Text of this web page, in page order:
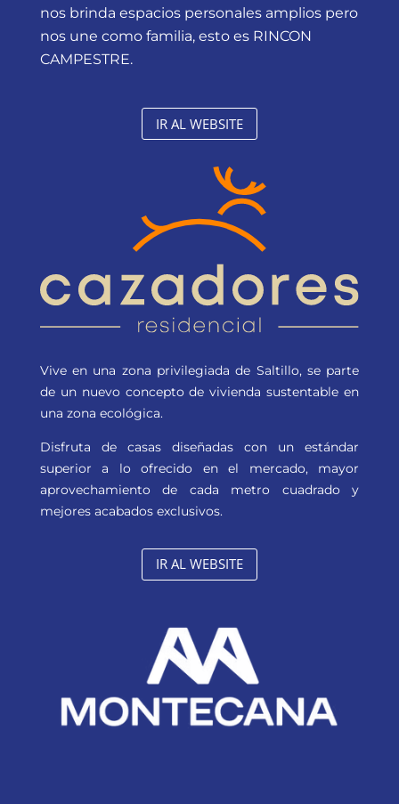
nos brinda espacios personales amplios pero
nos une como familia, esto es RINCON
CAMPESTRE.
IR AL WEBSITE
Vive en una zona privilegiada de Saltillo, se parte
de un nuevo concepto de vivienda sustentable en
una zona ecológica.
Disfruta de casas diseñadas con un estándar
superior a lo ofrecido en el mercado, mayor
aprovechamiento de cada metro cuadrado y
mejores acabados exclusivos.
IR AL WEBSITE